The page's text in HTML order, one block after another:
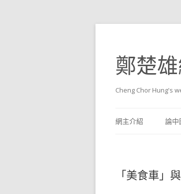
鄭楚
Cheng Chor Hung's
網主介紹
論中
「美食車」